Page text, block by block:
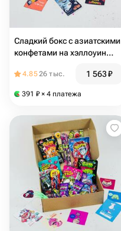
Сладкий бокс с азиатскими
конфетами на хэллоуин
4.8526 тыс. 1 563₽
391 ₽ × 4 платежа